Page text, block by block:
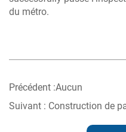
du métro.
Précédent :Aucun
Suivant : Construction de passerelles et de garde-corps pour